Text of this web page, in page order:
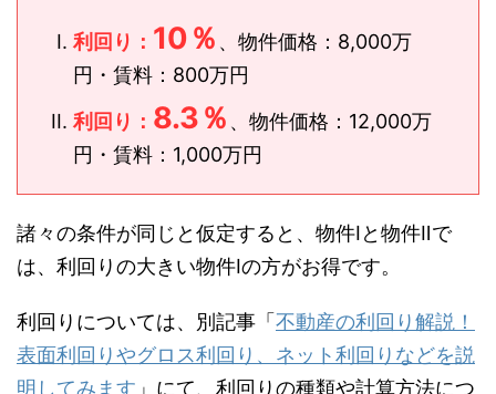
利回り： 10％ 、物件価格：8,000万
円・賃料：800万円
利回り： 8.3％ 、物件価格：12,000万
円・賃料：1,000万円
諸々の条件が同じと仮定すると、物件Ⅰと物件Ⅱで
は、利回りの大きい物件Ⅰの方がお得です。
利回りについては、別記事「 不動産の利回り解説！
表面利回りやグロス利回り、ネット利回りなどを説
明してみます 」にて、利回りの種類や計算方法につ